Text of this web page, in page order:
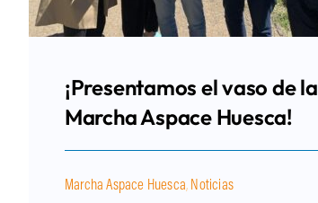
¡Presentamos el vaso de la
Marcha Aspace Huesca!
Marcha Aspace Huesca, Noticias